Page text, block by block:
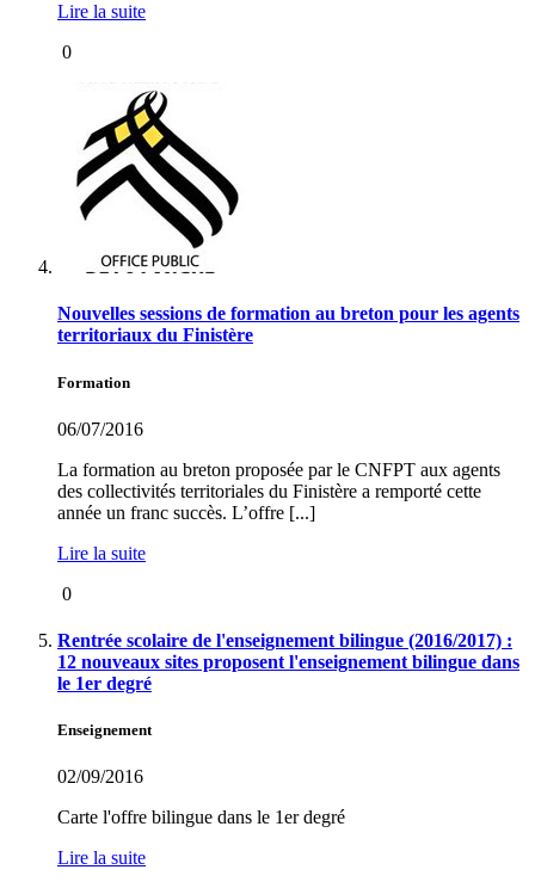
Lire la suite
0
Nouvelles sessions de formation au breton pour les agents
territoriaux du Finistère
Formation
06/07/2016
La formation au breton proposée par le CNFPT aux agents
des collectivités territoriales du Finistère a remporté cette
année un franc succès. L’offre [...]
Lire la suite
0
Rentrée scolaire de l'enseignement bilingue (2016/2017) :
12 nouveaux sites proposent l'enseignement bilingue dans
le 1er degré
Enseignement
02/09/2016
Carte l'offre bilingue dans le 1er degré
Lire la suite